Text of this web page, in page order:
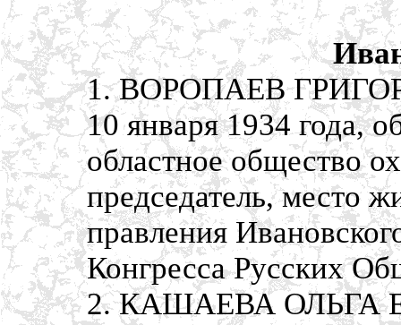
1. ВОРОПАЕВ
10 января 1934 года,
областное общество
председатель, место
правления
Конгресса Русских
2. КАШАЕВА ОЛЬГА